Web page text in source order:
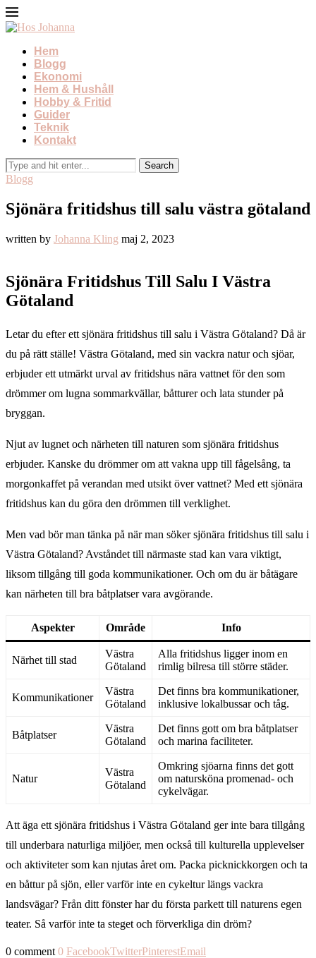
Hem
Blogg
Ekonomi
Hem & Hushåll
Hobby & Fritid
Guider
Teknik
Kontakt
Blogg
Sjönära fritidshus till salu västra götaland
written by Johanna Kling maj 2, 2023
Sjönära Fritidshus Till Salu I Västra
Götaland
Letar du efter ett sjönära fritidshus till salu i Västra Götaland? Då är
du på rätt ställe! Västra Götaland, med sin vackra natur och sjöar,
erbjuder ett utmärkt urval av fritidshus nära vattnet för den som
drömmer om lugna sommarkvällar, båtturer och lata stunder på
bryggan.
Njut av lugnet och närheten till naturen som sjönära fritidshus
erbjuder. Kanske du drömmer om att vakna upp till fågelsång, ta
morgonkaffet på verandan med utsikt över vattnet? Med ett sjönära
fritidshus kan du göra den drömmen till verklighet.
Men vad bör man tänka på när man söker sjönära fritidshus till salu i
Västra Götaland? Avståndet till närmaste stad kan vara viktigt,
liksom tillgång till goda kommunikationer. Och om du är båtägare
kan närheten till bra båtplatser vara avgörande.
Aspekter Område Info
Närhet till stad
Västra
Götaland
Alla fritidshus ligger inom en
rimlig bilresa till större städer.
Kommunikationer
Västra
Götaland
Det finns bra kommunikationer,
inklusive lokalbussar och tåg.
Båtplatser
Västra
Götaland
Det finns gott om bra båtplatser
och marina faciliteter.
Natur
Västra
Götaland
Omkring sjöarna finns det gott
om natursköna promenad- och
cykelvägar.
Att äga ett sjönära fritidshus i Västra Götaland ger inte bara tillgång
till underbara naturliga miljöer, men också till kulturella upplevelser
och aktiviteter som kan njutas året om. Packa picknickkorgen och ta
en båttur på sjön, eller varför inte en cykeltur längs vackra
landsvägar? Från ditt fönster har du första parkett till naturens egen
teater. Så varför inte ta steget och förverkliga din dröm?
0 comment 0 FacebookTwitterPinterestEmail